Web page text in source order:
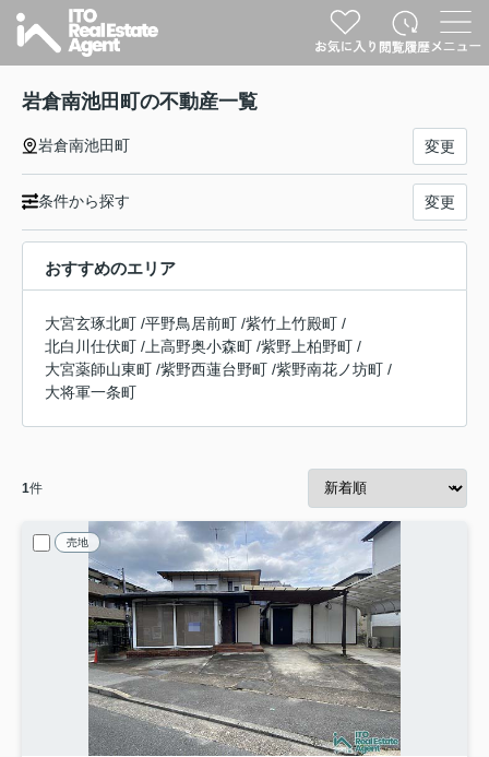
岩倉南池田町の不動産一覧
岩倉南池田町 変更
条件から探す 変更
おすすめのエリア
大宮玄琢北町 /平野鳥居前町 /紫竹上竹殿町 /
北白川仕伏町 / 上高野奥小森町 /紫野上柏野町 /
大宮薬師山東町 /紫野西蓮台野町 /紫野南花ノ坊町 /
大将軍一条町
1件
売地